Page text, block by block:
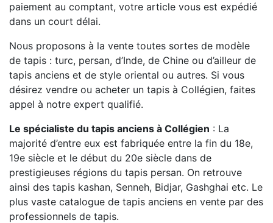
paiement au comptant, votre article vous est expédié
dans un court délai.
Nous proposons à la vente toutes sortes de modèle
de tapis : turc, persan, d’Inde, de Chine ou d’ailleur de
tapis anciens et de style oriental ou autres. Si vous
désirez vendre ou acheter un tapis à Collégien, faites
appel à notre expert qualifié.
Le spécialiste du tapis anciens à Collégien : La
majorité d’entre eux est fabriquée entre la fin du 18e,
19e siècle et le début du 20e siècle dans de
prestigieuses régions du tapis persan. On retrouve
ainsi des tapis kashan, Senneh, Bidjar, Gashghai etc. Le
plus vaste catalogue de tapis anciens en vente par des
professionnels de tapis.